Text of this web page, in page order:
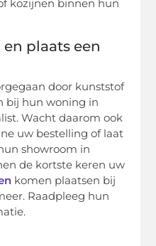
kozijnen binnen hun
plaats een
door kunststof
bij hun woning in
Wacht daarom ook
uw bestelling of laat
showroom in
de kortste keren uw
komen plaatsen bij
Raadpleeg hun